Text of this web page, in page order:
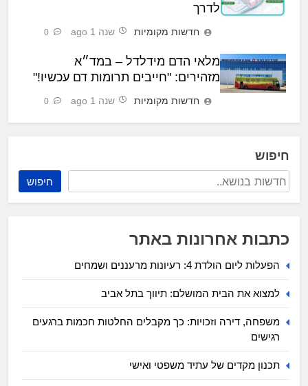
לדרך
חדשות מקומיות שנה 1 ago 0
מלאי הדם מידלדל – במד״א
מזהירים: "חייבים תרומות דם עכשיו!"
חדשות מקומיות שנה 1 ago 0
חיפוש
חיפוש
כתבות אחרונות באתר
הפעלות ליום הולדת 4: רעיונות מרעננים ושמחים
למצוא את הבית המושלם: תיווך בתל אביב
משפחה, דירה וזכויות: כך מקבלים החלטות חכמות ברגעים
רגישים
תכנון מקדים של עתיד משפטי ואישי